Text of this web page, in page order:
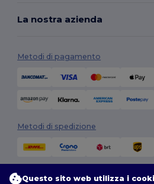
La nostra azienda
Metodi di pagamento
Metodi di spedizione
Questo sito web utilizza i